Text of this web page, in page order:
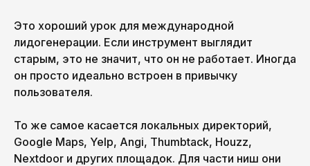
Это хороший урок для международной
лидогенерации. Если инструмент выглядит
старым, это не значит, что он не работает. Иногда
он просто идеально встроен в привычку
пользователя.
То же самое касается локальных директорий,
Google Maps, Yelp, Angi, Thumbtack, Houzz,
Nextdoor и других площадок. Для части ниш они